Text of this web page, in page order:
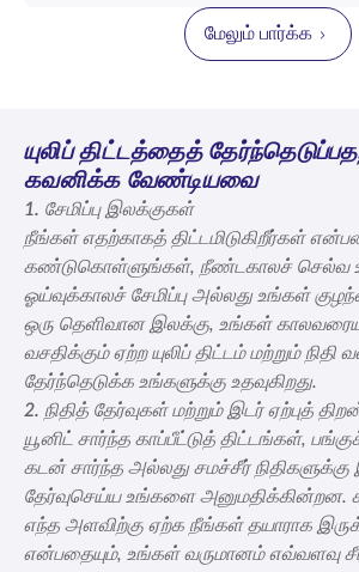
திட்டங்கள் எவ்வாறு கூடுதல் நேரம்
சுதந்திரம் மற்றும் காலப்போக்கில் செல்வத்தை
வாய்ப்பு என இரண்டு நன்மைகளை
தற்போதைய சட்டங்களின் கீழ்
மேலும் பார்க்க
யுலிப் திட்டத்தைத்
கவனிக்க வேண்டியவை
1. சேமிப்பு இலக்குகள்
நீங்கள் எதற்காகத் திட்டமிடுகிறீர்கள்
கண்டுகொள்ளுங்கள், நீண்டகாலச் செல்வ
ஓய்வுக்காலச் சேமிப்பு அல்லது உங்கள்
ஒரு தெளிவான இலக்கு, உங்கள்
வசதிக்கும் ஏற்ற யுலிப் திட்டம் மற்றும்
தேர்ந்தெடுக்க உங்களுக்கு உதவுகிறது.
2. நிதித் தேர்வுகள் மற்றும் இடர் ஏற்புத்
யூனிட் சார்ந்த காப்பீட்டுத் திட்டங்கள்,
கடன் சார்ந்த அல்லது சமச்சீர்
தேர்வுசெய்ய உங்களை
எந்த அளவிற்கு ஏற்க நீங்கள் தயாராக
என்பதையும், உங்கள் வருமானம் எவ்வளவு